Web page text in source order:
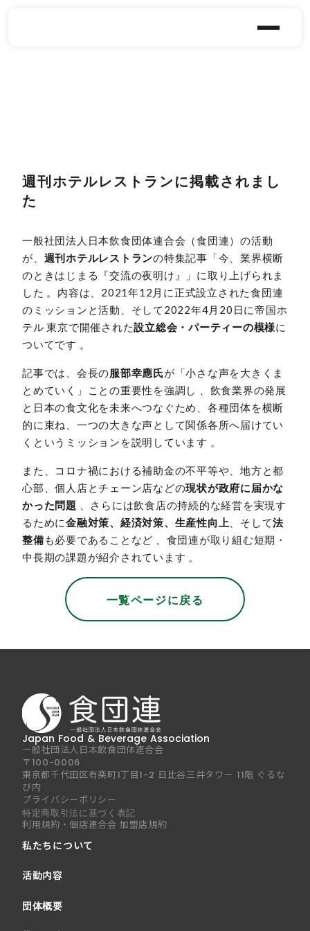
週刊ホテルレストランに掲載されまし
た
一般社団法人日本飲食団体連合会（食団連）の活動
が、 週刊ホテルレストランの特集記事「今、業界横断
のときはじまる『交流の夜明け』」に取り上げられま
した 。内容は、2021年12月に正式設立された食団連
のミッションと活動、そして2022年4月20日に帝国ホ
テル 東京で開催された設立総会・パーティーの模様に
ついてです 。
記事では、会長の服部幸應氏が「小さな声を大きくま
とめていく」ことの重要性を強調し 、飲食業界の発展
と日本の食文化を未来へつなぐため、各種団体を横断
的に束ね、一つの大きな声として関係各所へ届けてい
くというミッションを説明しています 。
また、コロナ禍における補助金の不平等や、地方と都
心部、個人店とチェーン店などの現状が政府に届かな
かった問題 、さらには飲食店の持続的な経営を実現す
るために金融対策、経済対策、生産性向上 、そして法
整備 も必要であることなど 、食団連が取り組む短期・
中長期の課題が紹介されています 。
一覧ページに戻る
Japan Food & Beverage Association
一般社団法人日本飲食団体連合会
〒100-0006
東京都千代田区有楽町1丁目1-2 日比谷三井タワー 11階 ぐるな
び内
プライバシーポリシー
特定商取引法に基づく表記
利用規約・個店連合会 加盟店規約
私たちについて
活動内容
団体概要